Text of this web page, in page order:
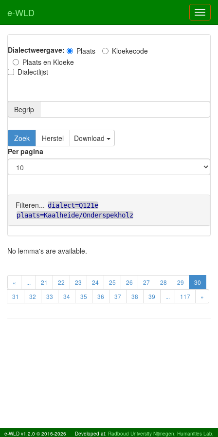
e-WLD
Dialectweergave: Plaats
Kloekecode
Plaats en Kloeke
Dialectlijst
Begrip
Zoek Herstel
Download
Per pagina
Filteren... dialect=Q121e
plaats=Kaalheide/Onderspekholz
No lemma's are available.
« ... 21 22 23 24 25 26 27 28 29
30
31
32 33 34 35 36 37 38 39 ... 117 »
e-WLD v1.2.0 © 2016-2026 Developed at: Radboud University Nijmegen, Humanities Lab,